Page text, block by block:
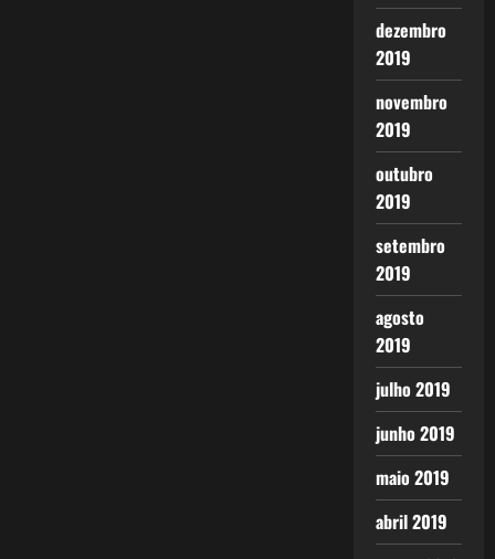
dezembro
2019
novembro
2019
outubro
2019
setembro
2019
agosto
2019
julho 2019
junho 2019
maio 2019
abril 2019